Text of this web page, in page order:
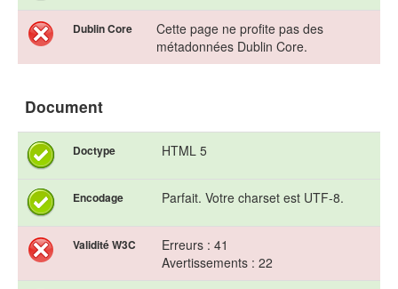
Dublin Core
Cette page ne profite pas des
métadonnées Dublin Core.
Document
Doctype HTML 5
Encodage Parfait. Votre charset est UTF-8.
Validité W3C
Erreurs : 41
Avertissements : 22